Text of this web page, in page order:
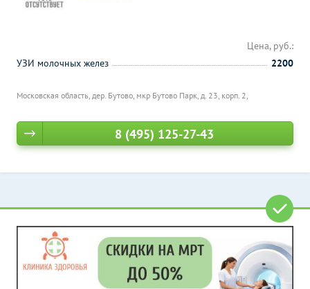
Московская область, дер. Бутово, мкр Бутово Парк, д. 23, корп. 2,
Цена, руб.:
УЗИ молочных желез
2200
8 (495) 125-27-43